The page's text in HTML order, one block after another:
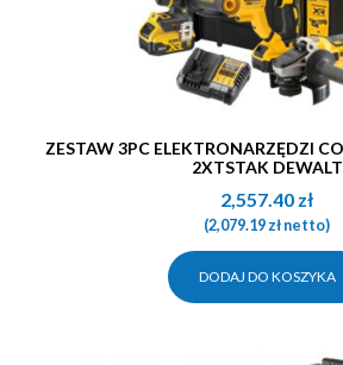
ZESTAW 3PC ELEKTRONARZĘDZI COMBO 18V 2×5.0AH
2XTSTAK DEWALT
2,557.40 zł
(2,079.19złnetto)
DODAJ DO KOSZYKA